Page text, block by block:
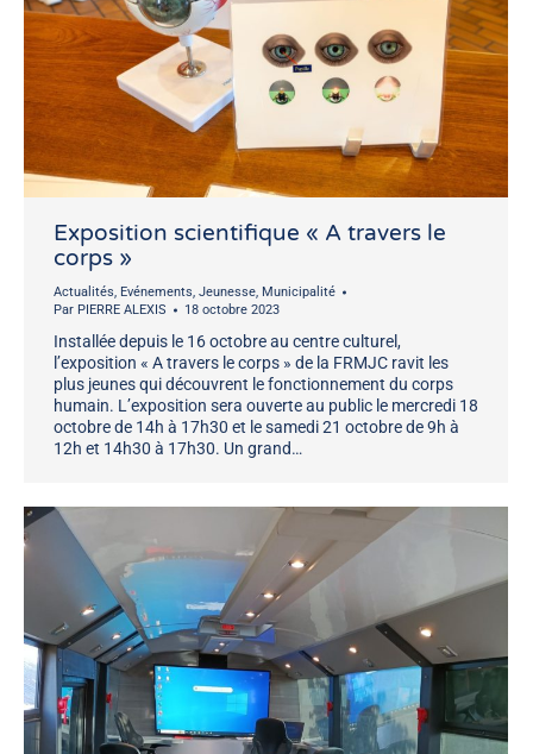
Exposition scientifique « A travers le
corps »
Actualités, Evénements, Jeunesse, Municipalité
Par PIERRE ALEXIS 18 octobre 2023
Installée depuis le 16 octobre au centre culturel,
l’exposition « A travers le corps » de la FRMJC ravit les
plus jeunes qui découvrent le fonctionnement du corps
humain. L’exposition sera ouverte au public le mercredi 18
octobre de 14h à 17h30 et le samedi 21 octobre de 9h à
12h et 14h30 à 17h30. Un grand…